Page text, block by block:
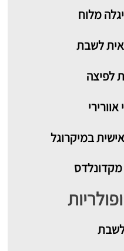
מלוח
לשבת
לפיצה
במיקרוגל